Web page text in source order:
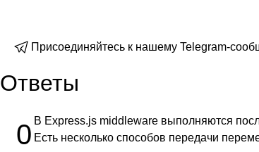
Присоединяйтесь к нашему Telegram-
Ответы
0 В Express.js middleware выполняются
Есть несколько способов передачи